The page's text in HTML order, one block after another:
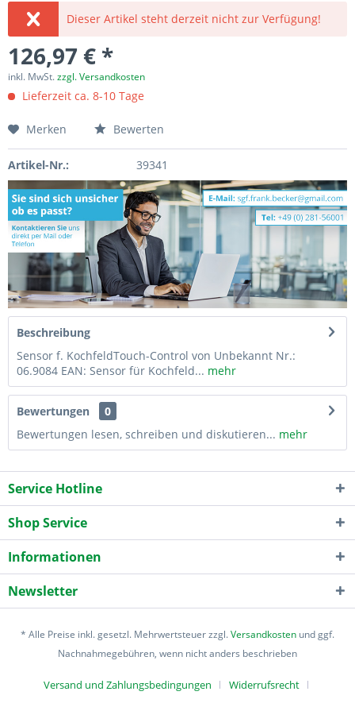
Dieser Artikel steht derzeit nicht zur Verfügung!
126,97 € *
inkl. MwSt.zzgl. Versandkosten
Lieferzeit ca. 8-10 Tage
Merken Bewerten
Artikel-Nr.: 39341
Beschreibung
Sensor f. KochfeldTouch-Control von Unbekannt Nr.:
06.9084 EAN: Sensor für Kochfeld... mehr
Bewertungen
0
Bewertungen lesen, schreiben und diskutieren... mehr
Service Hotline
Shop Service
Informationen
Newsletter
* Alle Preise inkl. gesetzl. Mehrwertsteuer zzgl.Versandkosten und ggf.
Nachnahmegebühren, wenn nicht anders beschrieben
Versand und Zahlungsbedingungen Widerrufsrecht